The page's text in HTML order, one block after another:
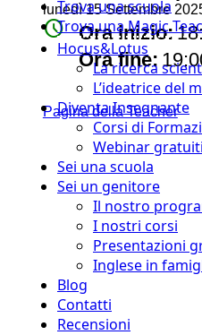
Trova una scuola
Trova una Magic
Hocus&Lotus
La ricerca
L’ideatrice del
Diventa Insegnante
Corsi di
Webinar gratuiti
Sei una scuola
Sei un genitore
Il nostro
I nostri corsi
Presentazioni
Inglese in
Blog
Contatti
Recensioni
lunedì 15 Settembre
watch_later Ora inizio:
timer Ora fine:
Pagina della Teacher